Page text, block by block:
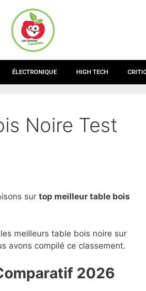
ÉLECTRONIQUE HIGH TECH
Noire Test
sur top meilleur table bois
meilleurs table bois noire sur
avons compilé ce classement.
tif 2026